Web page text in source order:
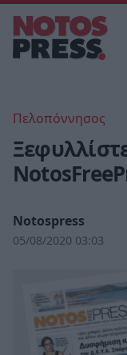
Πελοπόννησος
Notospress
05/08/2020 03:03